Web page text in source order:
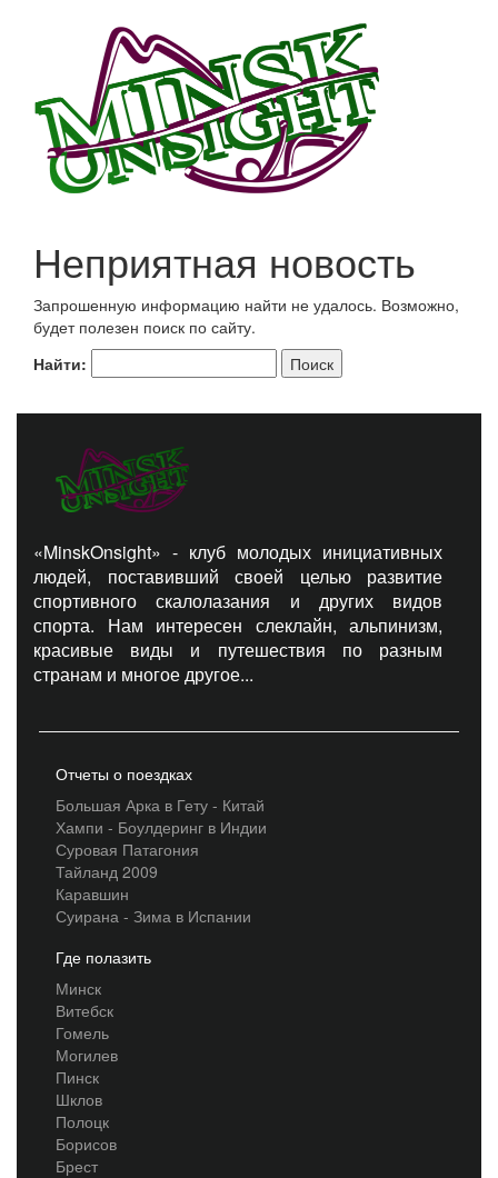
Неприятная новость
Запрошенную информацию найти не удалось. Возможно,
будет полезен поиск по сайту.
Найти:
«MinskOnsight» - клуб молодых инициативных
людей, поставивший своей целью развитие
спортивного скалолазания и других видов
спорта. Нам интересен слеклайн, альпинизм,
красивые виды и путешествия по разным
странам и многое другое...
Отчеты о поездках
Большая Арка в Гету - Китай
Хампи - Боулдеринг в Индии
Суровая Патагония
Тайланд 2009
Каравшин
Суирана - Зима в Испании
Где полазить
Минск
Витебск
Гомель
Могилев
Пинск
Шклов
Полоцк
Борисов
Брест